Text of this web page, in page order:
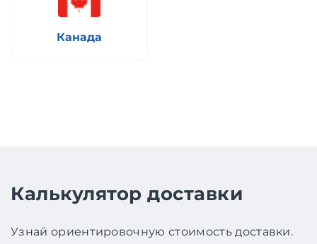
Канада
Калькулятор доставки
Узнай ориентировочную стоимость доставки.